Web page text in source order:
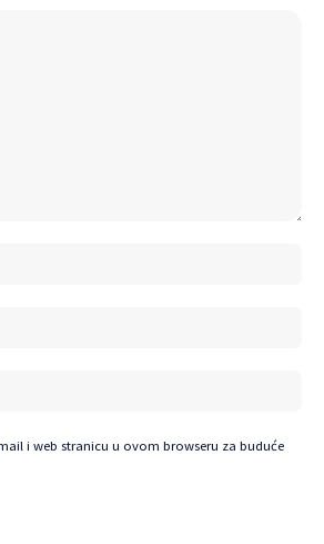
i web stranicu u ovom browseru za buduće